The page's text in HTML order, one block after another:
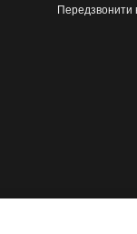
Передзвонити